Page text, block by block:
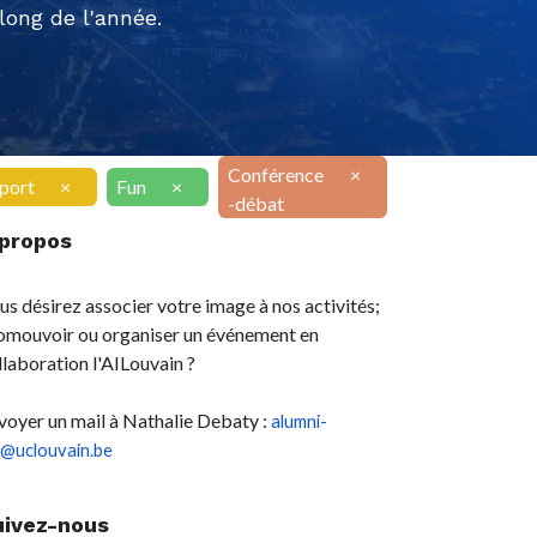
de l'année.
× Fun ×
Conférence
-débat
×
désirez associer votre image à nos activités;
ou organiser un événement en
l'AILouvain ?
un mail à Nathalie Debaty : alumni-
nous